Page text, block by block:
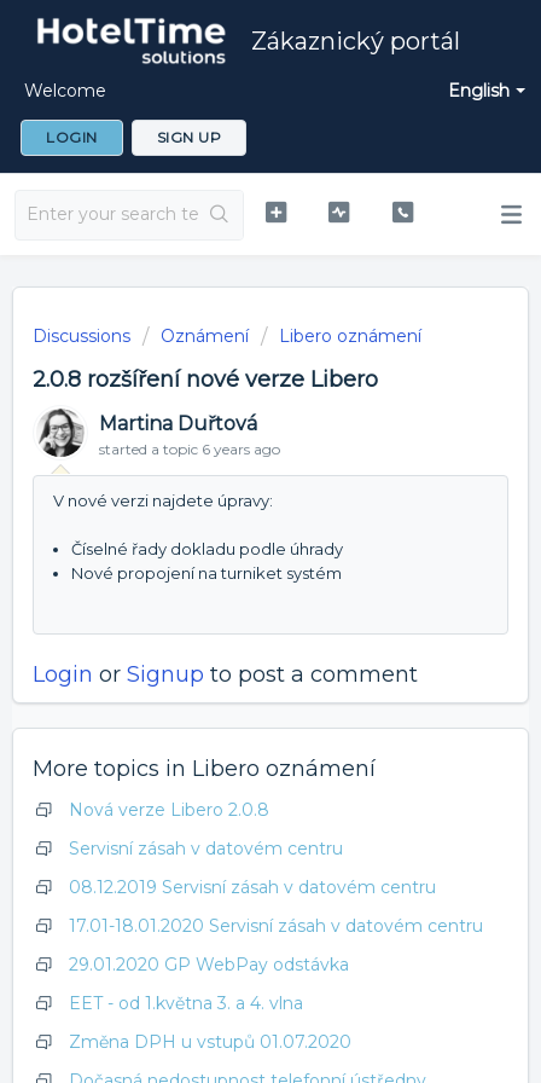
Zákaznický portál
English
Welcome
LOGIN SIGN UP
Discussions Oznámení Libero oznámení
2.0.8 rozšíření nové verze Libero
Martina Duřtová
started a topic 6 years ago
V nové verzi najdete úpravy:
Číselné řady dokladu podle úhrady
Nové propojení na turniket systém
Login or Signup to post a comment
More topics in Libero oznámení
Nová verze Libero 2.0.8
Servisní zásah v datovém centru
08.12.2019 Servisní zásah v datovém centru
17.01-18.01.2020 Servisní zásah v datovém centru
29.01.2020 GP WebPay odstávka
EET - od 1.května 3. a 4. vlna
Změna DPH u vstupů 01.07.2020